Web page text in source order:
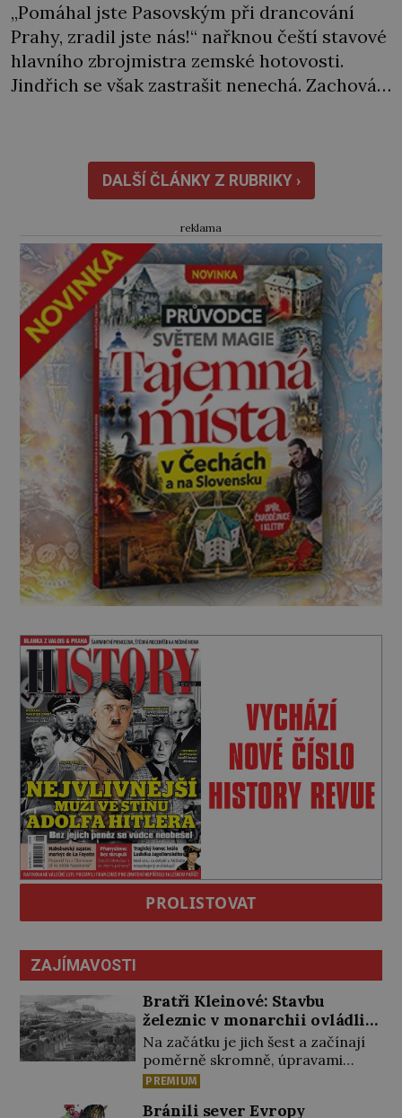
„Pomáhal jste Pasovským při drancování
Prahy, zradil jste nás!“ nařknou čeští stavové
hlavního zbrojmistra zemské hotovosti.
Jindřich se však zastrašit nenechá. Zachová
stačily! Škola pro něj není. Jindřich Michal
Hýzrle z Chodů (1575–1665) se v ní nudí. 10letý
chlapec chce procestovat […]
DALŠÍ ČLÁNKY Z RUBRIKY ›
reklama
PROLISTOVAT
ZAJÍMAVOSTI
Bratři Kleinové: Stavbu
železnic v monarchii ovládli
samouci
Na začátku je jich šest a začínají
poměrně skromně, úpravami
zahrad, rybníků a parků. Postupně
Během 40 let vybudují na území
PREMIUM
Bránili sever Evropy